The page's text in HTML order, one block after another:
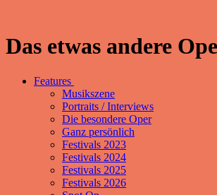
Das etwas andere
Features
Musikszene
Portraits / Interviews
Die besondere Oper
Ganz persönlich
Festivals 2023
Festivals 2024
Festivals 2025
Festivals 2026